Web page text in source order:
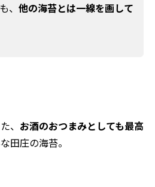
、他の海苔とは一線を画して
、 お酒のおつまみとしても最高
田庄の海苔。